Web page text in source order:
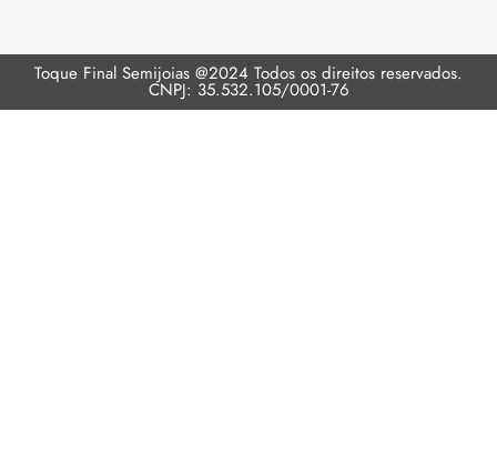
Toque Final Semijoias @2024 Todos os direitos reservados.
CNPJ: 35.532.105/0001-76